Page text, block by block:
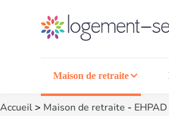
Maison de retraite
Accueil> Maison de retraite - EHPAD